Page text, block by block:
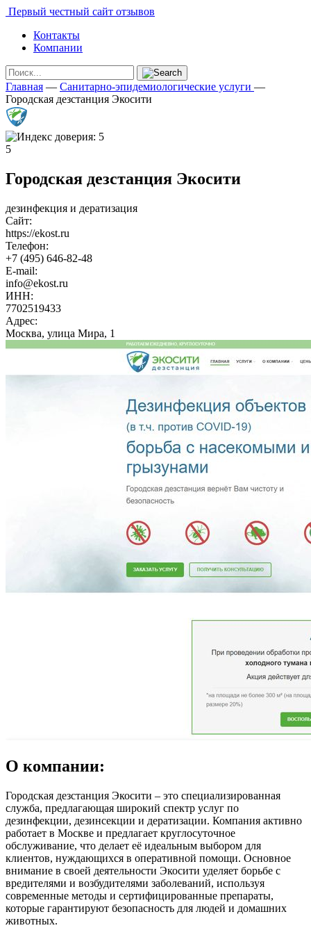
Первый честный сайт отзывов
Контакты
Компании
Главная — Санитарно-эпидемиологические услуги —
Городская дезстанция Экосити
5
Городская дезстанция Экосити
дезинфекция и дератизация
Сайт:
https://ekost.ru
Телефон:
+7 (495) 646-82-48
E-mail:
info@ekost.ru
ИНН:
7702519433
Адрес:
Москва, улица Мира, 1
О компании:
Городская дезстанция Экосити – это специализированная
служба, предлагающая широкий спектр услуг по
дезинфекции, дезинсекции и дератизации. Компания активно
работает в Москве и предлагает круглосуточное
обслуживание, что делает её идеальным выбором для
клиентов, нуждающихся в оперативной помощи. Основное
внимание в своей деятельности Экосити уделяет борьбе с
вредителями и возбудителями заболеваний, используя
современные методы и сертифицированные препараты,
которые гарантируют безопасность для людей и домашних
животных.